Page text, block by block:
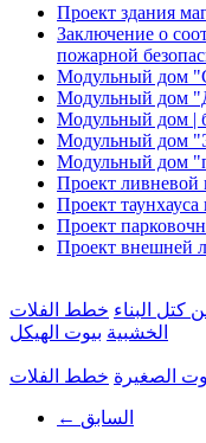
Проект здания
Заключение о
пожарной
Модульный дом
Модульный дом
Модульный дом |
Модульный дом
Модульный дом
Проект ливневой
Проект таунхауса
Проект
Проект внешней
البناء خطط الفلات
الخشبية بيوت الهيكل
الصغيرة خطط الفلات
← السابق